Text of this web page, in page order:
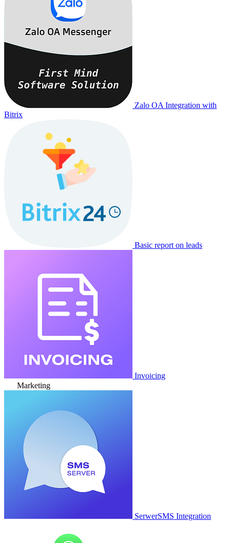
Zalo OA Integration with
Bitrix
Basic report on leads
Invoicing
Marketing
SerwerSMS Integration